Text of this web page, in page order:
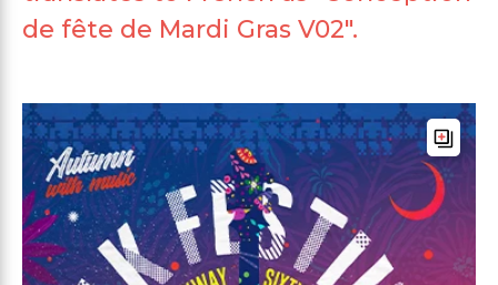
de fête de Mardi Gras V02".